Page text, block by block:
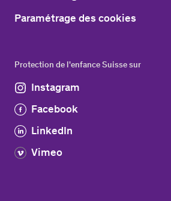
Paramétrage des cookies
Protection de l'enfance Suisse sur
Instagram
Facebook
LinkedIn
Vimeo